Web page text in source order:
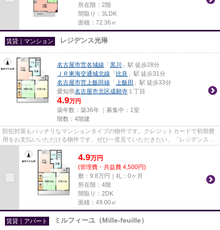
所在階：2階
間取り：3LDK
面積：72.36㎡
賃貸｜マンション レジデンス光琳
名古屋市営名城線 「 黒川
」駅 徒歩28分
ＪＲ東海交通城北線 「 比良 」駅 徒歩31分
名古屋市営上飯田線 「 上飯田 」駅 徒歩33分
愛知県名古屋市北区成願寺 １丁目
4.9万円
築年数：築36年 ｜募集中： 1室
階数：4階建
防犯対策もバッチリなマンションタイプの物件です。クレジットカードで初期費
用をお支払いいただける物件です。ぜひ一度見ていただきたい、「レジデンス光
琳」です。なご家おもてなし...
4.9万円
(管理費・共益費 4,500円)
敷：9.8万円｜礼：0ヶ月
所在階：4階
間取り：2DK
面積：49.00㎡
賃貸｜アパート ミルフィーユ（Mille-feuille）